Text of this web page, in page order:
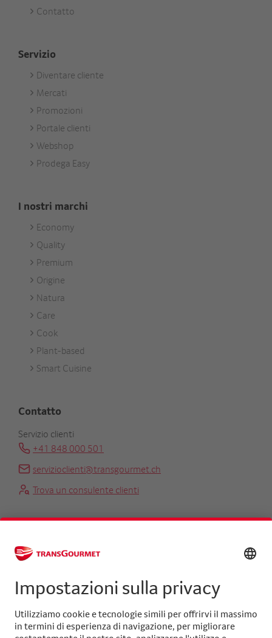
Contatto
Servizio
Footer
Services
Diventare cliente
Mercati
Promozioni
Portale clienti
Webshop
Prodega Easy
I nostri marchi
Footer
Unsere
Marken
Economy
Quality
Premium
Origine
Natura
Care
Cook
Plant-based
Smart Cuisine
Contatto
Servizio clienti
+41 848 000 501
servizioclienti@transgourmet.ch
Trova un consulente clienti
Centrale
info@transgourmet.ch
Select
your
language